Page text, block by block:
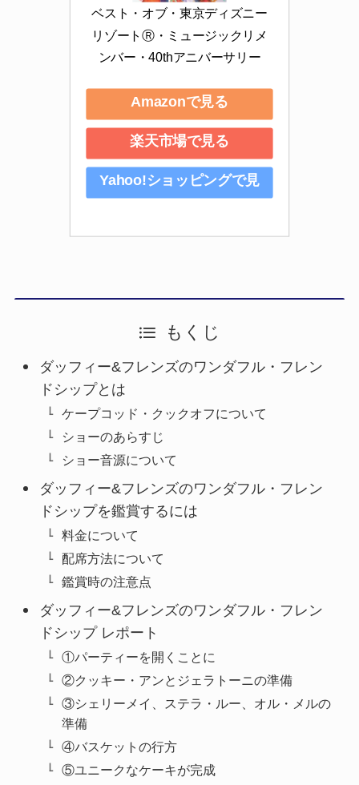
ベスト・オブ・東京ディズニー
リゾートⓇ・ミュージックリメ
ンバー・40thアニバーサリー
Amazonで見る
楽天市場で見る
Yahoo!ショッピングで見
もくじ
ダッフィー&フレンズのワンダフル・フレン
ドシップとは
ケープコッド・クックオフについて
ショーのあらすじ
ショー音源について
ダッフィー&フレンズのワンダフル・フレン
ドシップを鑑賞するには
料金について
配席方法について
鑑賞時の注意点
ダッフィー&フレンズのワンダフル・フレン
ドシップ レポート
①パーティーを開くことに
②クッキー・アンとジェラトーニの準備
③シェリーメイ、ステラ・ルー、オル・メルの
準備
④バスケットの行方
⑤ユニークなケーキが完成